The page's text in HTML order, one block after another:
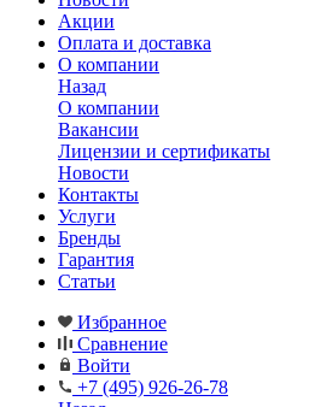
Акции
Оплата и доставка
О компании
Назад
О компании
Вакансии
Лицензии и сертификаты
Новости
Контакты
Услуги
Бренды
Гарантия
Статьи
Избранное
Сравнение
Войти
+7 (495) 926-26-78